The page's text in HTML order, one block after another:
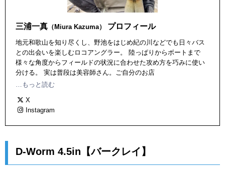
三浦一真 （Miura Kazuma） プロフィール
地元和歌山を知り尽くし、野池をはじめ紀の川などでも日々バス
との出会いを楽しむロコアングラー。 陸っぱりからボートまで
様々な角度からフィールドの状況に合わせた攻め方を巧みに使い
分ける。 実は普段は美容師さん。ご自分のお店
「azito.hairmake」で日々おしゃれさんを生みだしている。 ピュ
生まれ。
…もっと読む
X
Instagram
D-Worm 4.5in【バークレイ】